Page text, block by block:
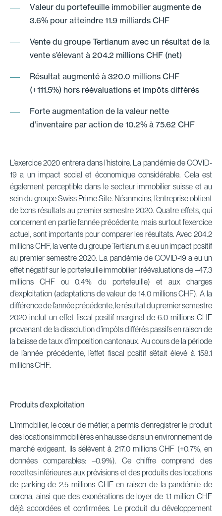
Valeur du portefeuille immobilier augmente de
3.6% pour atteindre 11.9 milliards CHF
Vente du groupe Tertianum avec un résultat de la
vente s’élevant à 204.2 millions CHF (net)
Résultat augmenté à 320.0 millions CHF
(+111.5%) hors réévaluations et impôts différés
Forte augmentation de la valeur nette
d’inventaire par action de 10.2% à 75.62 CHF
L’exercice 2020 entrera dans l’histoire. La pandémie de COVID-
19 a un impact social et économique considérable. Cela est
également perceptible dans le secteur immobilier suisse et au
sein du groupe Swiss Prime Site. Néanmoins, l’entreprise obtient
de bons résultats au premier semestre 2020. Quatre effets, qui
concernent en partie l’année précédente, mais surtout l’exercice
actuel, sont importants pour comparer les résultats. Avec 204.2
millions CHF, la vente du groupe Tertianum a eu un impact positif
au premier semestre 2020. La pandémie de COVID-19 a eu un
effet négatif sur le portefeuille immobilier (réévaluations de –47.3
millions CHF ou 0.4% du portefeuille) et aux charges
d’exploitation (adaptations de valeur de 14.0 millions CHF). A la
différence de l’année précédente, le résultat du premier semestre
2020 inclut un effet fiscal positif marginal de 6.0 millions CHF
provenant de la dissolution d’impôts différés passifs en raison de
la baisse de taux d’imposition cantonaux. Au cours de la période
de l’année précédente, l’effet fiscal positif s’était élevé à 158.1
millions CHF.
Produits d’exploitation
L’immobilier, le cœur de métier, a permis d’enregistrer le produit
des locations immobilières en hausse dans un environnement de
marché exigeant. Ils s’élèvent à 217.0 millions CHF (+0.7%, en
données comparables: –0.9%). Ce chiffre comprend des
recettes inférieures aux prévisions et des produits des locations
de parking de 2.5 millions CHF en raison de la pandémie de
corona, ainsi que des exonérations de loyer de 1.1 million CHF
déjà accordées et confirmées. Le produit du développement